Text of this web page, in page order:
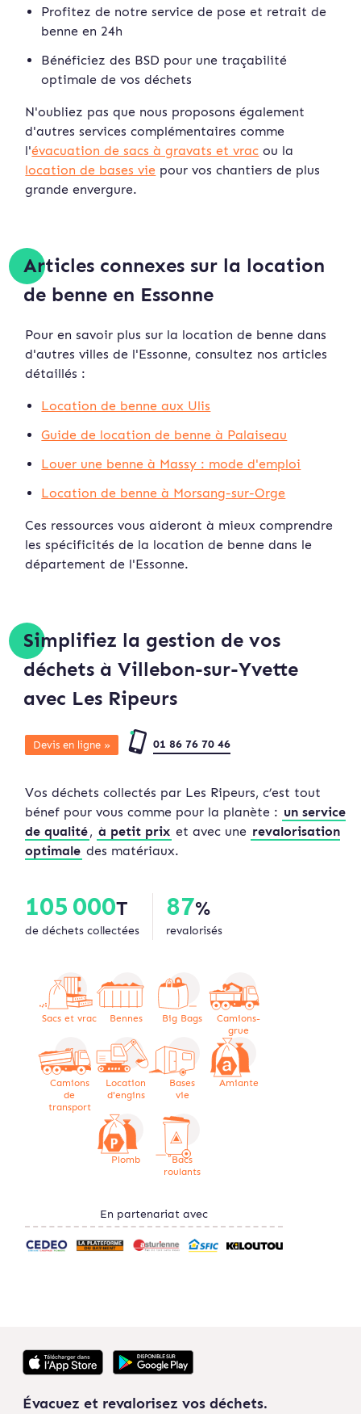
Profitez de notre service de pose et retrait de
benne en 24h
Bénéficiez des BSD pour une traçabilité
optimale de vos déchets
N'oubliez pas que nous proposons également
d'autres services complémentaires comme
l'évacuation de sacs à gravats et vrac ou la
location de bases vie pour vos chantiers de plus
grande envergure.
Articles connexes sur la location
de benne en Essonne
Pour en savoir plus sur la location de benne dans
d'autres villes de l'Essonne, consultez nos articles
détaillés :
Location de benne aux Ulis
Guide de location de benne à Palaiseau
Louer une benne à Massy : mode d'emploi
Location de benne à Morsang-sur-Orge
Ces ressources vous aideront à mieux comprendre
les spécificités de la location de benne dans le
département de l'Essonne.
Simplifiez la gestion de vos
déchets à Villebon-sur-Yvette
avec Les Ripeurs
Devis en ligne » 01 86 76 70 46
Vos déchets collectés par Les Ripeurs, c’est tout
bénef pour vous comme pour la planète : un service
de qualité, à petit prix et avec une revalorisation
optimale des matériaux.
105 000T
de déchets collectées
87%
revalorisés
Sacs et vrac Bennes Big Bags
Camions-
grue
Camions
de
transport
Location
d'engins
Bases
vie
Amiante
Plomb
Bacs
roulants
En partenariat avec
Évacuez et revalorisez vos déchets.